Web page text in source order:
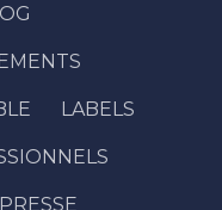
LABELS
PRESSE